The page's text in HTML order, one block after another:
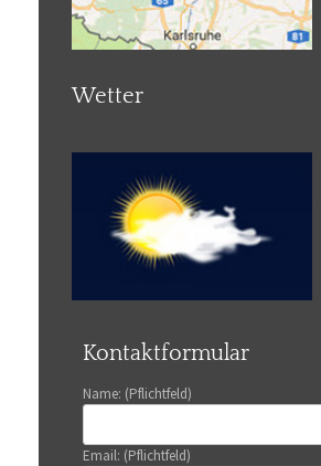
Wetter
Kontaktformular
Name: (Pflichtfeld)
Email: (Pflichtfeld)